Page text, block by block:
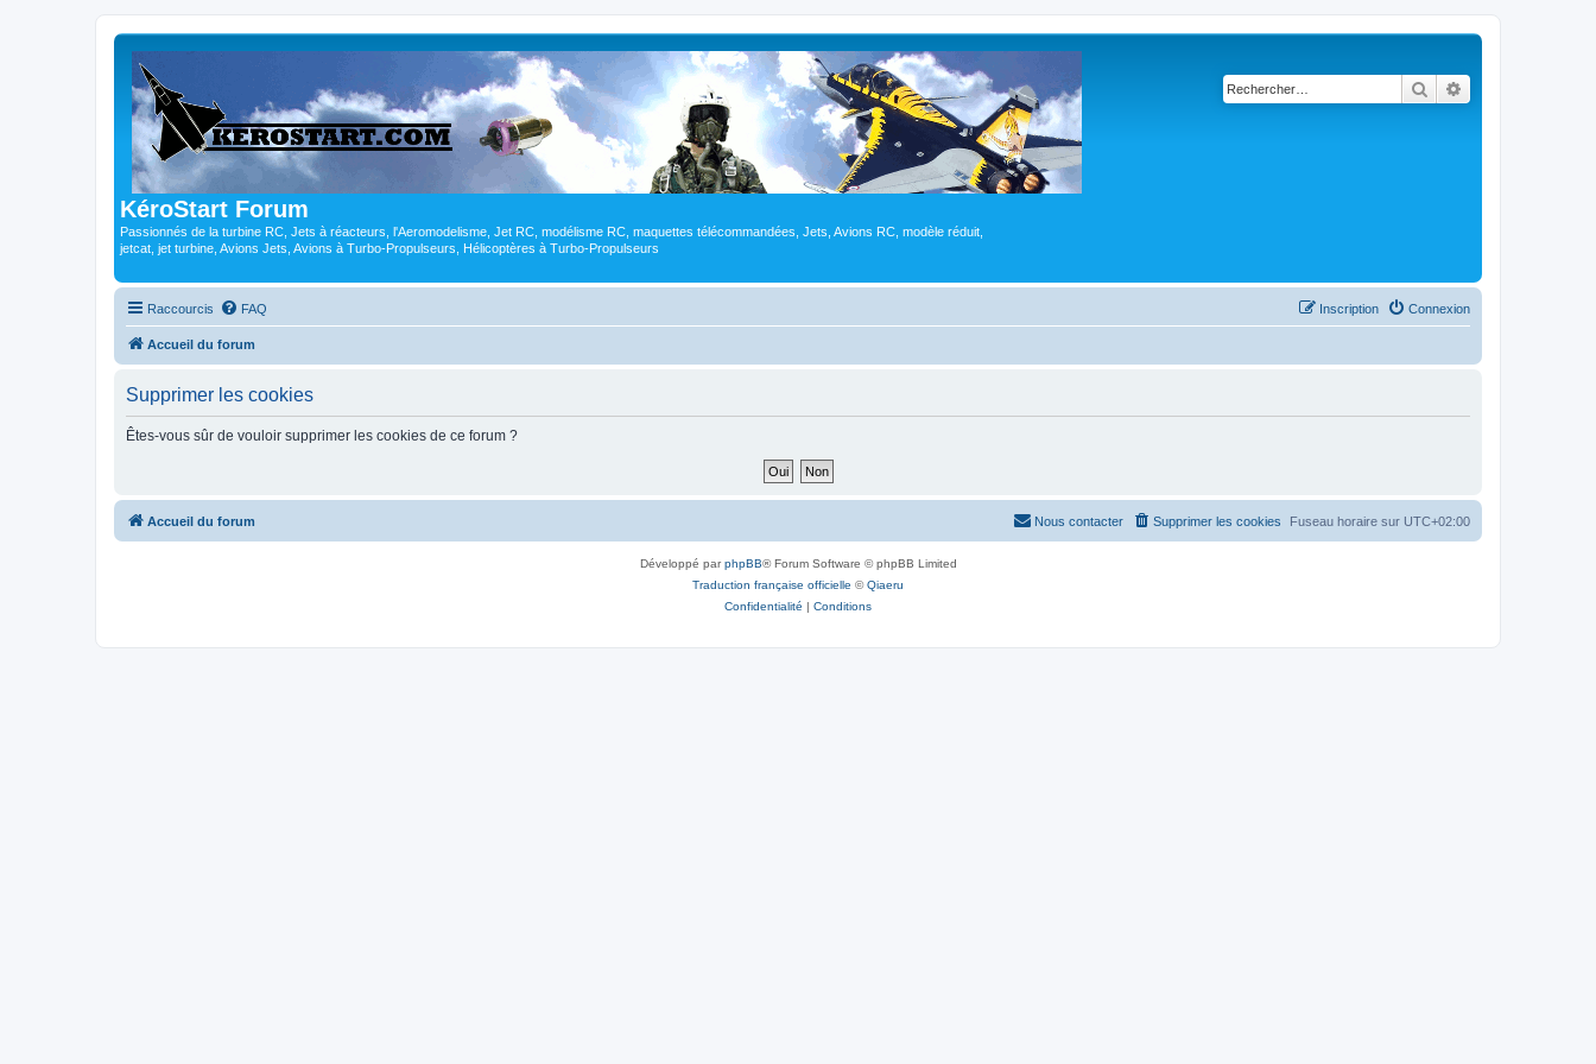
KéroStart Forum
Passionnés de la turbine RC, Jets à réacteurs, l'Aeromodelisme, Jet RC, modélisme RC, maquettes télécommandées, Jets, Avions RC, modèle réduit,
jetcat, jet turbine, Avions Jets, Avions à Turbo-Propulseurs, Hélicoptères à Turbo-Propulseurs
Rechercher
Raccourcis FAQ Connexion
Inscription
Accueil du forum
Supprimer les cookies
Êtes-vous sûr de vouloir supprimer les cookies de ce forum ?
Accueil du forum Fuseau horaire sur UTC+02:00
Supprimer les cookies
Nous contacter
Développé parphpBB® Forum Software © phpBB Limited
Traduction française officielle ©Qiaeru
Confidentialité | Conditions